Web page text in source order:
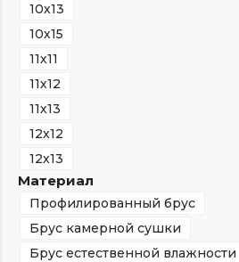
10х13
10х15
11х11
11х12
11х13
12х12
12х13
Материал
Профилированный брус
Брус камерной сушки
Брус естественной влажности